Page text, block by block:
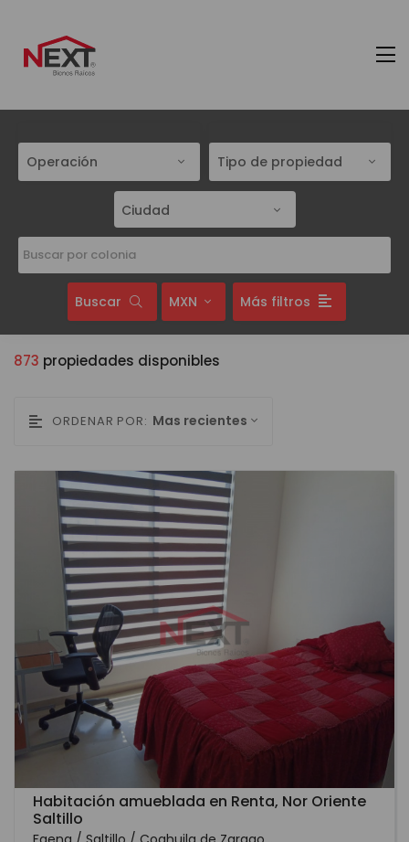
Operación Tipo de propiedad
Ciudad
Buscar MXN Más filtros
873 propiedades disponibles
ORDENAR POR: Mas recientes
Habitación amueblada en Renta, Nor Oriente
Saltillo